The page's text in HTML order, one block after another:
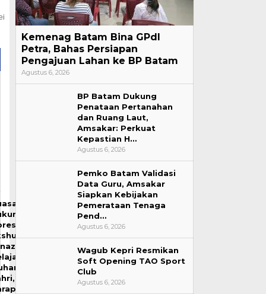
Kemenag Batam Bina GPdI
Petra, Bahas Persiapan
Pengajuan Lahan ke BP Batam
Agustus 6, 2026
BP Batam Dukung
Penataan Pertanahan
dan Ruang Laut,
Amsakar: Perkuat
Kepastian H…
Agustus 6, 2026
Pemko Batam Validasi
Data Guru, Amsakar
Siapkan Kebijakan
Pemerataan Tenaga
Pend…
Agustus 6, 2026
Wagub Kepri Resmikan
Soft Opening TAO Sport
Club
Agustus 6, 2026